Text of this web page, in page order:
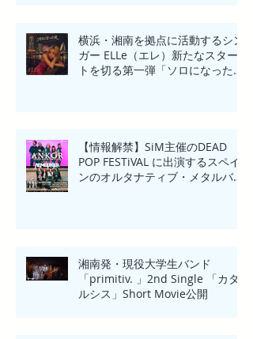
横浜・湘南を拠点に活動するシン
ガー ELLe（エレ）新たなスター
トを切る第一弾「ソロになった
【情報解禁】SiM主催のDEAD
POP FESTiVAL に出演するスペイ
ンのオルタナティブ・メタルバン
湘南発・現役大学生バンド
「primitiv. 」2nd Single 「カタ
ルシス」Short Movie公開